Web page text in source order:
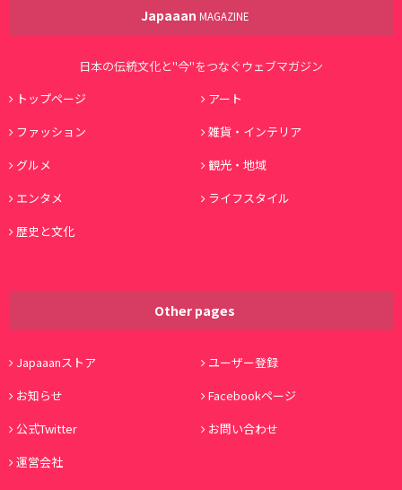
Japaaan MAGAZINE
日本の伝統文化と"今"をつなぐウェブマガジン
トップページ
アート
ファッション
雑貨・インテリア
グルメ
観光・地域
エンタメ
ライフスタイル
歴史と文化
Other pages
Japaaanストア
ユーザー登録
お知らせ
Facebookページ
公式Twitter
お問い合わせ
運営会社